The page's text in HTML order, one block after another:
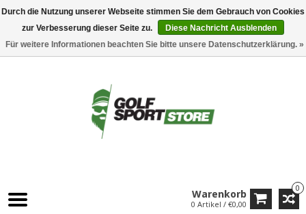
0
Warenkorb
0 Artikel / €0,00
Durch die Nutzung unserer Webseite stimmen Sie dem Gebrauch von Cookies
zur Verbesserung dieser Seite zu.
Diese Nachricht Ausblenden
Für weitere Informationen beachten Sie bitte unsere Datenschutzerklärung. »